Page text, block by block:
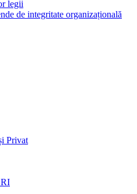
legii
de integritate organizațională
Privat